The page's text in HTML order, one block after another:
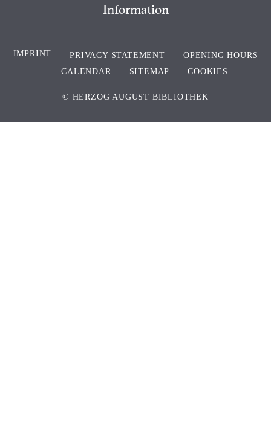
Information
© HERZOG AUGUST BIBLIOTHEK
IMPRINT PRIVACY STATEMENT
OPENING HOURS
CALENDAR
SITEMAP COOKIES